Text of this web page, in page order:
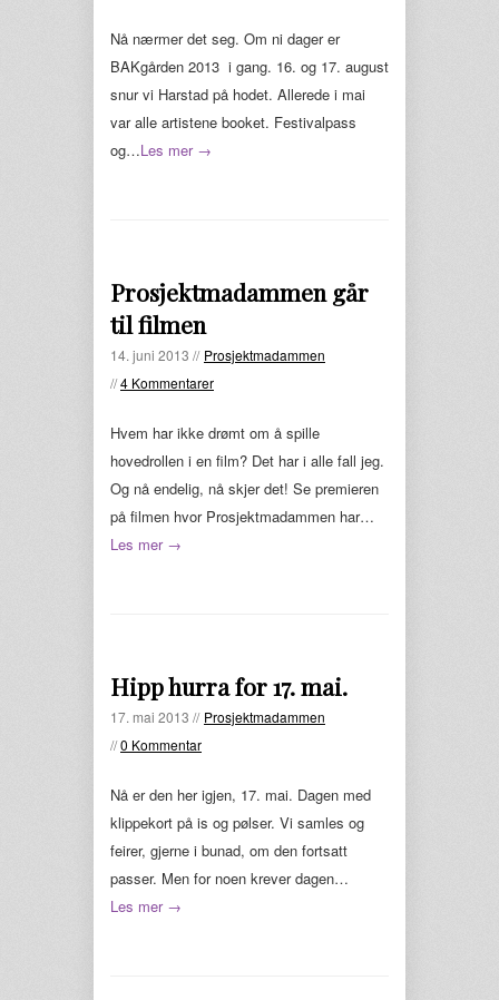
Nå nærmer det seg. Om ni dager er
BAKgården 2013 i gang. 16. og 17. august
snur vi Harstad på hodet. Allerede i mai
var alle artistene booket. Festivalpass
og…Les mer →
Prosjektmadammen går
til filmen
14. juni 2013 // Prosjektmadammen
//4 Kommentarer
Hvem har ikke drømt om å spille
hovedrollen i en film? Det har i alle fall jeg.
Og nå endelig, nå skjer det! Se premieren
på filmen hvor Prosjektmadammen har…
Les mer →
Hipp hurra for 17. mai.
17. mai 2013 // Prosjektmadammen
//0 Kommentar
Nå er den her igjen, 17. mai. Dagen med
klippekort på is og pølser. Vi samles og
feirer, gjerne i bunad, om den fortsatt
passer. Men for noen krever dagen…
Les mer →